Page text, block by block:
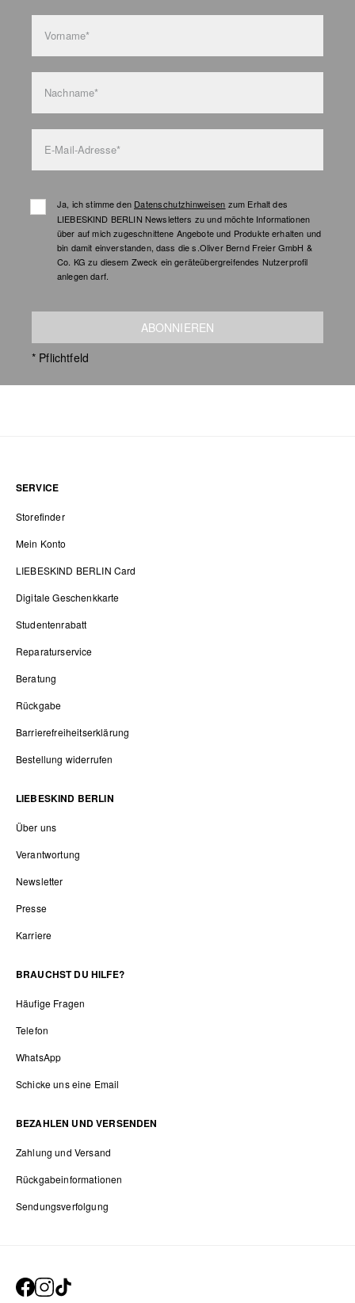
Vorname*
Nachname*
E-Mail-Adresse*
Ja, ich stimme den Datenschutzhinweisen zum Erhalt des
LIEBESKIND BERLIN Newsletters zu und möchte Informationen
über auf mich zugeschnittene Angebote und Produkte erhalten und
bin damit einverstanden, dass die s.Oliver Bernd Freier GmbH &
Co. KG zu diesem Zweck ein geräteübergreifendes Nutzerprofil
anlegen darf.
ABONNIEREN
* Pflichtfeld
SERVICE
Storefinder
Mein Konto
LIEBESKIND BERLIN Card
Digitale Geschenkkarte
Studentenrabatt
Reparaturservice
Beratung
Rückgabe
Barrierefreiheitserklärung
Bestellung widerrufen
LIEBESKIND BERLIN
Über uns
Verantwortung
Newsletter
Presse
Karriere
BRAUCHST DU HILFE?
Häufige Fragen
Telefon
WhatsApp
Schicke uns eine Email
BEZAHLEN UND VERSENDEN
Zahlung und Versand
Rückgabeinformationen
Sendungsverfolgung